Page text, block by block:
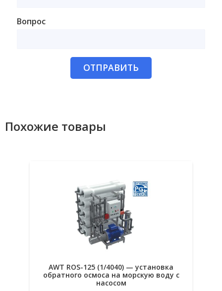
Вопрос
ОТПРАВИТЬ
Похожие товары
AWT ROS-125 (1/4040) — установка
обратного осмоса на морскую воду с
насосом